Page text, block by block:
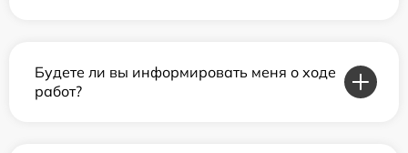
Будете ли вы информировать меня о ходе
работ?